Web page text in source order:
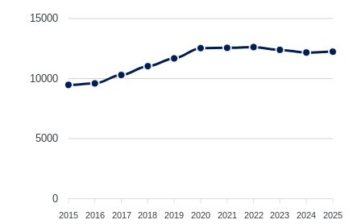
15000
10000
5000
0
2015 2016 2017 2018 2019 2020 2021 2022 2023 2024 2025